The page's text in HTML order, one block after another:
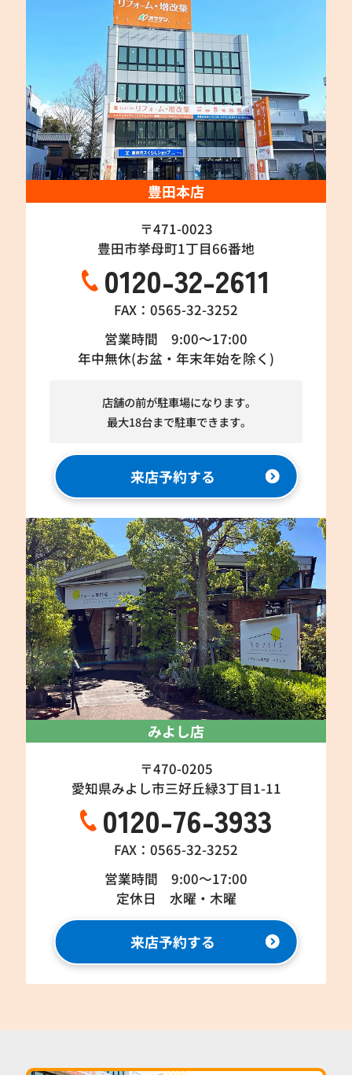
豊田本店
〒471-0023
豊田市挙母町1丁目66番地
0120-32-2611
FAX：0565-32-3252
営業時間 9:00～17:00
年中無休(お盆・年末年始を除く)
店舗の前が駐車場になります。
最大18台まで駐車できます。
来店予約する
みよし店
〒470-0205
愛知県みよし市三好丘緑3丁目1-11
0120-76-3933
FAX：0565-32-3252
営業時間 9:00～17:00
定休日 水曜・木曜
来店予約する